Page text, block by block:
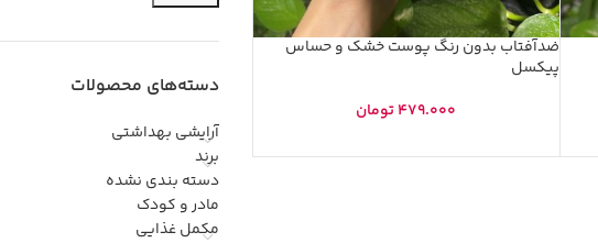
ضدآفتاب بدون رنگ پوست خشک و حساس
پیکسل
479.000تومان
دسته‌های محصولات
آرایشی بهداشتی
برند
دسته بندی نشده
مادر و کودک
مکمل غذایی